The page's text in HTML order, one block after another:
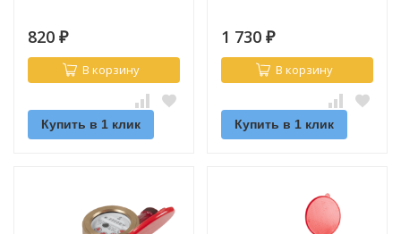
820 ₽
В корзину
Купить в 1 клик
1 730 ₽
В корзину
Купить в 1 клик